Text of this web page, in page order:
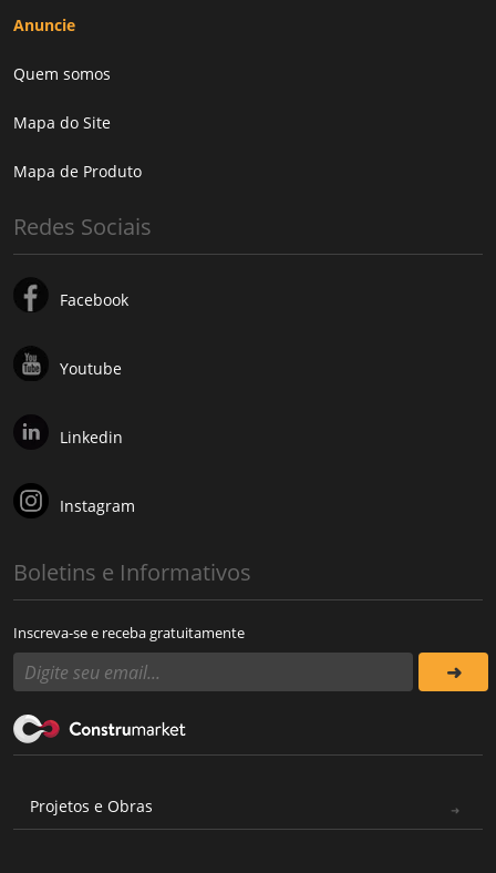
Anuncie
Quem somos
Mapa do Site
Mapa de Produto
Redes Sociais
Facebook
Youtube
Linkedin
Instagram
Boletins e Informativos
Inscreva-se e receba gratuitamente
Projetos e Obras